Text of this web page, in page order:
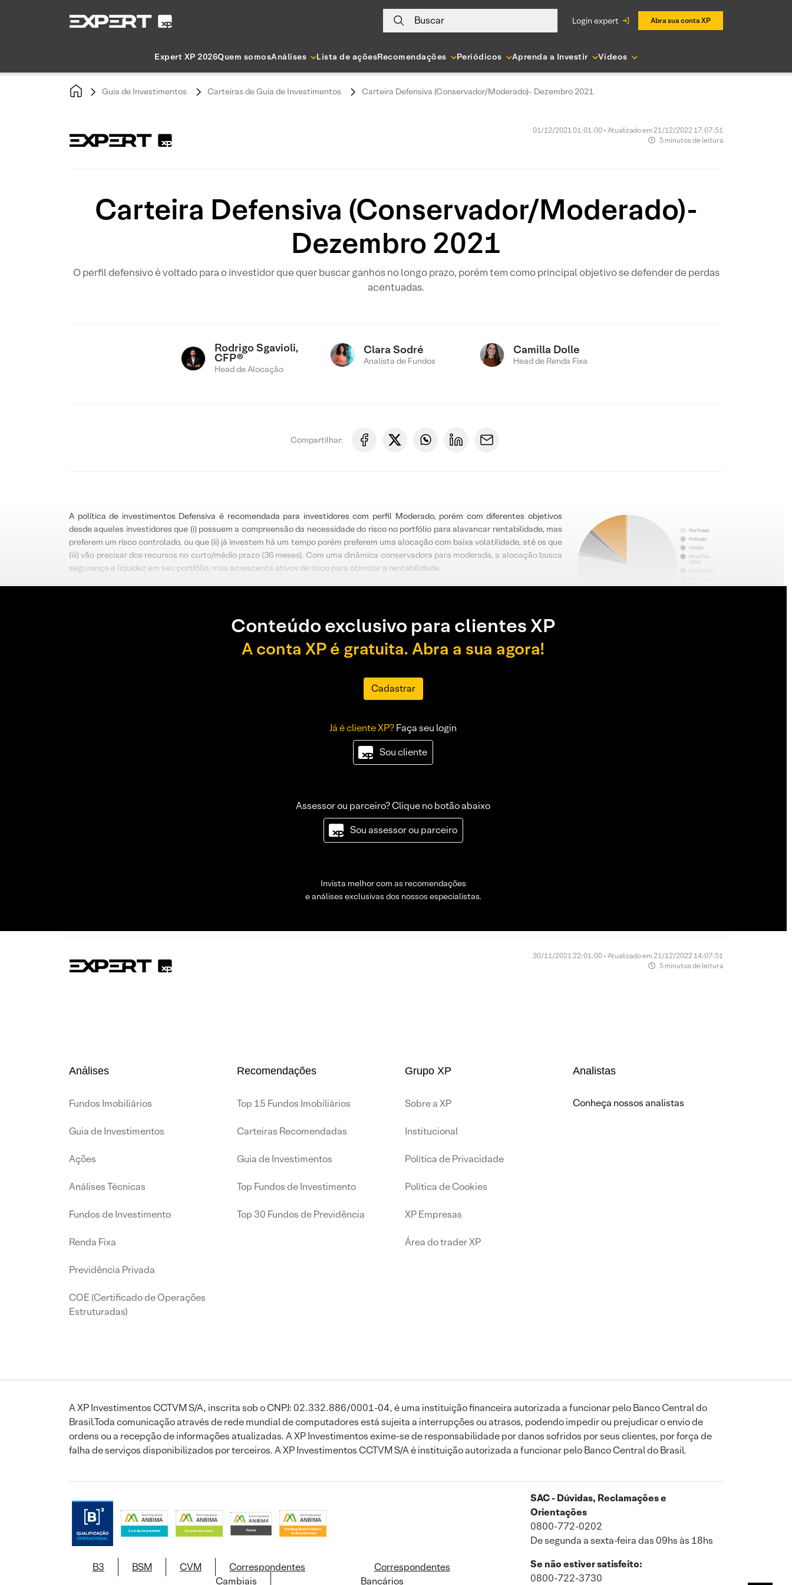
Buscar login expert Abra sua conta XP
Expert XP 2026Quem somosAnálises Lista de açõesRecomendações Periódicos Aprenda a Investir Vídeos
Guia de Investimentos Carteiras de Guia de Investimentos Carteira Defensiva (Conservador/Moderado)- Dezembro 2021
01/12/2021 01:01:00 • Atualizado em 21/12/2022 17:07:51
5 minutos de leitura
Carteira Defensiva (Conservador/Moderado)-
Dezembro 2021
O perfil defensivo é voltado para o investidor que quer buscar ganhos no longo prazo, porém tem como principal objetivo se defender de perdas
acentuadas.
Rodrigo Sgavioli,
CFP®
Head de Alocação
Clara Sodré
Analista de Fundos
Camilla Dolle
Head de Renda Fixa
Compartilhar:
A política de investimentos Defensiva é recomendada para investidores com perfil Moderado, porém com diferentes objetivos
desde aqueles investidores que (i) possuem a compreensão da necessidade do risco no portfólio para alavancar rentabilidade, mas
preferem um risco controlado, ou que (ii) já investem há um tempo porém preferem uma alocação com baixa volatilidade, até os que
(iii) vão precisar dos recursos no curto/médio prazo (36 meses). Com uma dinâmica conservadora para moderada, a alocação busca
segurança e liquidez em seu portfólio, mas acrescenta ativos de risco para otimizar a rentabilidade.
Conteúdo exclusivo para clientes XP
A conta XP é gratuita. Abra a sua agora!
Cadastrar
Já é cliente XP?Faça seu login
Sou cliente
Assessor ou parceiro? Clique no botão abaixo
Sou assessor ou parceiro
Invista melhor com as recomendações
e análises exclusivas dos nossos especialistas.
30/11/2021 22:01:00 • Atualizado em 21/12/2022 14:07:51
5 minutos de leitura
Análises
Fundos Imobiliários
Guia de Investimentos
Ações
Análises Técnicas
Fundos de Investimento
Renda Fixa
Previdência Privada
COE (Certificado de Operações
Estruturadas)
Recomendações
Top 15 Fundos Imobiliários
Carteiras Recomendadas
Guia de Investimentos
Top Fundos de Investimento
Top 30 Fundos de Previdência
Grupo XP
Sobre a XP
Institucional
Política de Privacidade
Política de Cookies
XP Empresas
Área do trader XP
Analistas
Conheça nossos analistas
A XP Investimentos CCTVM S/A, inscrita sob o CNPJ: 02.332.886/0001-04, é uma instituição financeira autorizada a funcionar pelo Banco Central do
Brasil.Toda comunicação através de rede mundial de computadores está sujeita a interrupções ou atrasos, podendo impedir ou prejudicar o envio de
ordens ou a recepção de informações atualizadas. A XP Investimentos exime-se de responsabilidade por danos sofridos por seus clientes, por força de
falha de serviços disponibilizados por terceiros. A XP Investimentos CCTVM S/A é instituição autorizada a funcionar pelo Banco Central do Brasil.
B3 BSM CVM
Correspondentes
Cambiais
Correspondentes
Bancários
SAC - Dúvidas, Reclamações e
Orientações
0800-772-0202
De segunda a sexta-feira das 09hs às 18hs
Se não estiver satisfeito:
0800-722-3730